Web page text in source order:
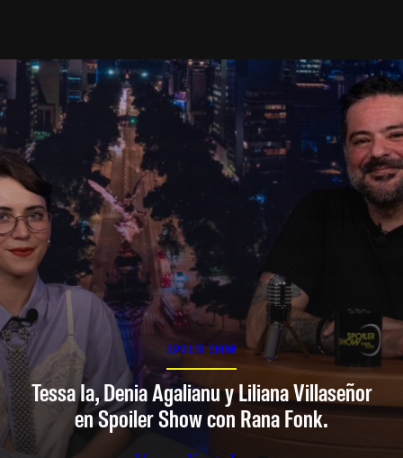
SPOILER SHOW
Tessa Ia, Denia Agalianu y Liliana Villaseñor
en Spoiler Show con Rana Fonk.